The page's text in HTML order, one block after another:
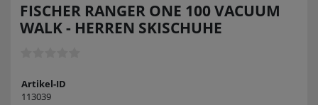
FISCHER RANGER ONE 100 VACUUM
WALK - HERREN SKISCHUHE
Artikel-ID
113039